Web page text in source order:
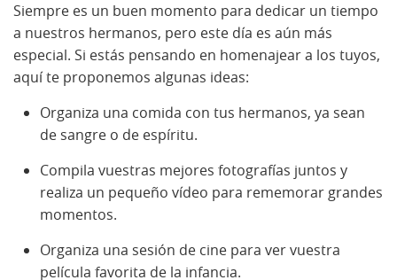
Siempre es un buen momento para dedicar un tiempo
a nuestros hermanos, pero este día es aún más
especial. Si estás pensando en homenajear a los tuyos,
aquí te proponemos algunas ideas:
Organiza una comida con tus hermanos, ya sean
de sangre o de espíritu.
Compila vuestras mejores fotografías juntos y
realiza un pequeño vídeo para rememorar grandes
momentos.
Organiza una sesión de cine para ver vuestra
película favorita de la infancia.